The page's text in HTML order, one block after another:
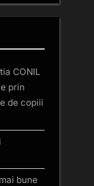
CONIL
prin
de copiii
bune